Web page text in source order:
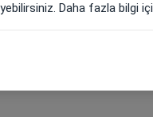
göster
Daha fazla bilgi